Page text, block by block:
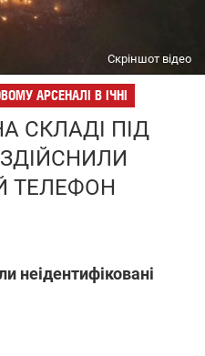
Скріншот відео
АРСЕНАЛІ В ІЧНІ
СКЛАДІ ПІД
ТЕЛЕФОН
неідентифіковані